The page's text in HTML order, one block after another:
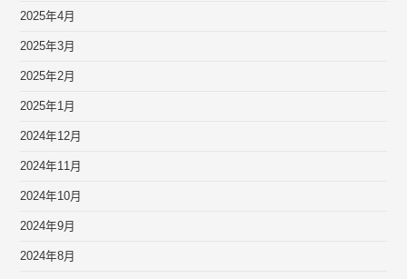
2025年4月
2025年3月
2025年2月
2025年1月
2024年12月
2024年11月
2024年10月
2024年9月
2024年8月